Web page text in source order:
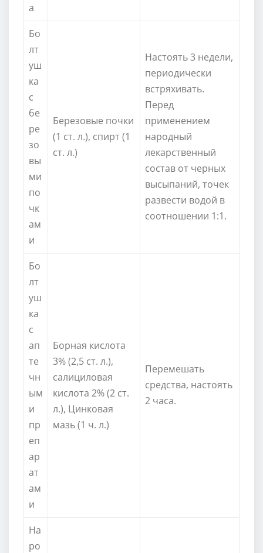
а
Бо
лт
уш
ка
с
бе
ре
зо
вы
ми
по
чк
ам
и
Березовые почки
(1 ст. л.), спирт (1
ст. л.)
Настоять 3 недели,
периодически
встряхивать.
Перед
применением
народный
лекарственный
состав от черных
высыпаний, точек
развести водой в
соотношении 1:1.
Бо
лт
уш
ка
с
ап
те
чн
ым
и
пр
еп
ар
ат
ам
и
Борная кислота
3% (2,5 ст. л.),
салициловая
кислота 2% (2 ст.
л.), Цинковая
мазь (1 ч. л.)
Перемешать
средства, настоять
2 часа.
На
ро